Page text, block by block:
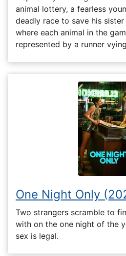
animal lottery, a fearless
deadly race to save his
where each animal in the
represented by a runner
One Night Only
Two strangers scramble to
with on the one night of the
sex is legal.